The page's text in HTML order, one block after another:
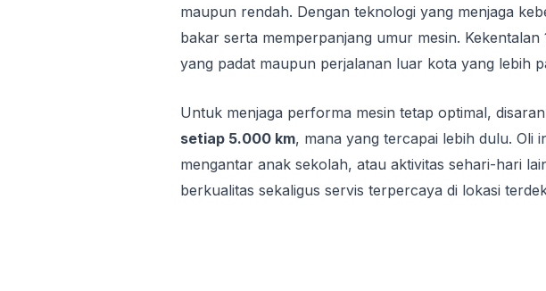
maupun rendah. Dengan teknologi yang menjaga
bakar serta memperpanjang umur mesin.
yang padat maupun perjalanan luar kota yang lebih
Untuk menjaga performa mesin tetap optimal,
setiap 5.000 km, mana yang tercapai lebih dulu. Oli
mengantar anak sekolah, atau aktivitas sehari-hari
berkualitas sekaligus servis terpercaya di lokasi